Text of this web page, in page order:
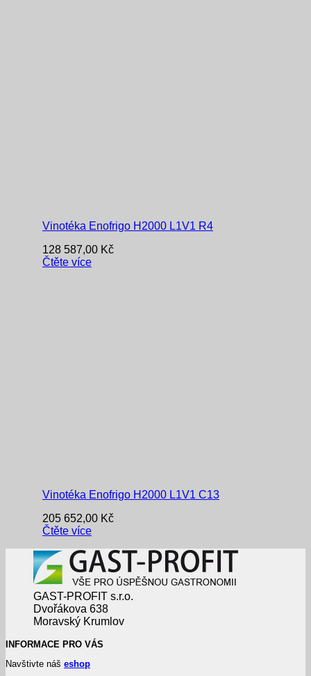
Vinotéka Enofrigo H2000 L1V1 R4
128 587,00 Kč
Čtěte více
Vinotéka Enofrigo H2000 L1V1 C13
205 652,00 Kč
Čtěte více
GAST-PROFIT s.r.o.
Dvořákova 638
Moravský Krumlov
INFORMACE PRO VÁS
Navštivte náš eshop